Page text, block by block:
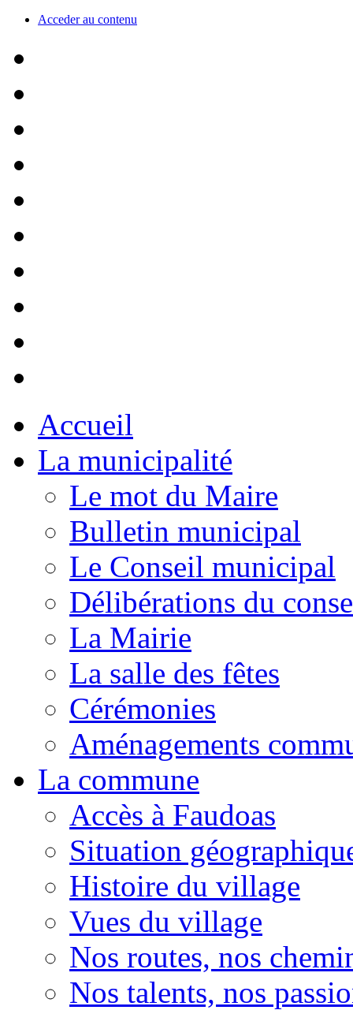
Acceder au contenu
Accueil
La municipalité
Le mot du Maire
Bulletin municipal
Le Conseil municipal
Délibérations du
La Mairie
La salle des fêtes
Cérémonies
Aménagements
La commune
Accès à Faudoas
Situation
Histoire du village
Vues du village
Nos routes, nos
Nos talents, nos